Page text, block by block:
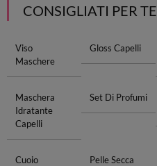
CONSIGLIATI PER TE
Viso
Maschere
Gloss Capelli
Maschera
Idratante
Capelli
Set Di Profumi
Cuoio
Pelle Secca